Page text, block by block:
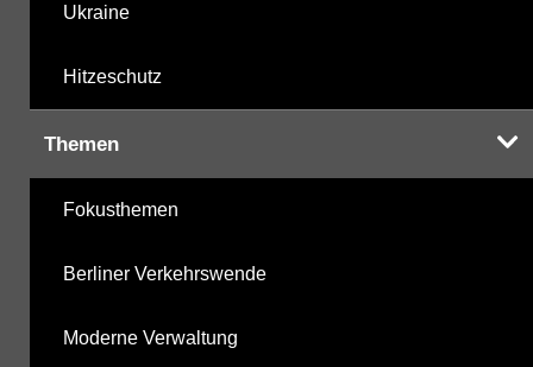
Ukraine
Hitzeschutz
Themen
Fokusthemen
Berliner Verkehrswende
Moderne Verwaltung